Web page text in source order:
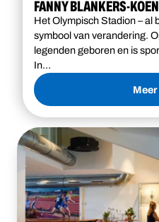
FANNY BLANKERS-
Het Olympisch Stadion – al
symbool van verandering.
legenden geboren en is
In…
Meer